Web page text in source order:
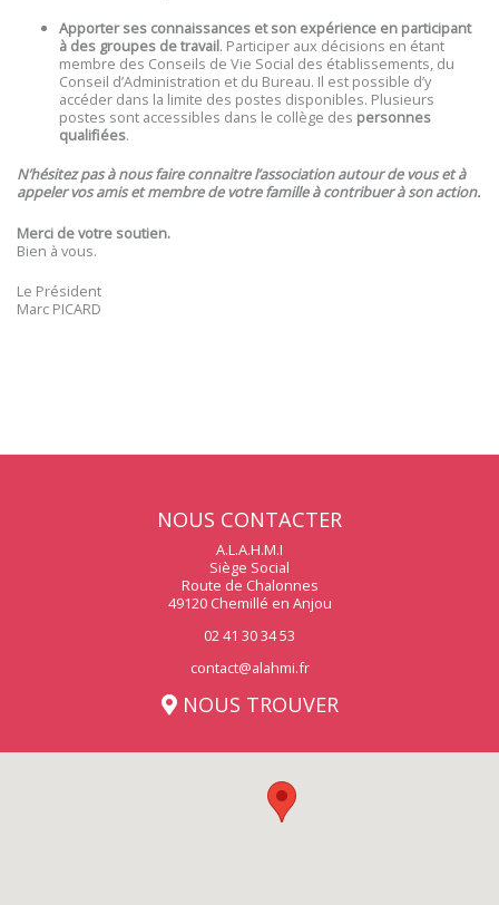
Apporter ses connaissances et son expérience en participant
à des groupes de travail. Participer aux décisions en étant
membre des Conseils de Vie Social des établissements, du
Conseil d’Administration et du Bureau. Il est possible d’y
accéder dans la limite des postes disponibles. Plusieurs
postes sont accessibles dans le collège des personnes
qualifiées.
N’hésitez pas à nous faire connaitre l’association autour de vous et à
appeler vos amis et membre de votre famille à contribuer à son action.
Merci de votre soutien.
Bien à vous.
Le Président
Marc PICARD
NOUS CONTACTER
A.L.A.H.M.I
Siège Social
Route de Chalonnes
49120 Chemillé en Anjou
02 41 30 34 53
contact@alahmi.fr
NOUS TROUVER